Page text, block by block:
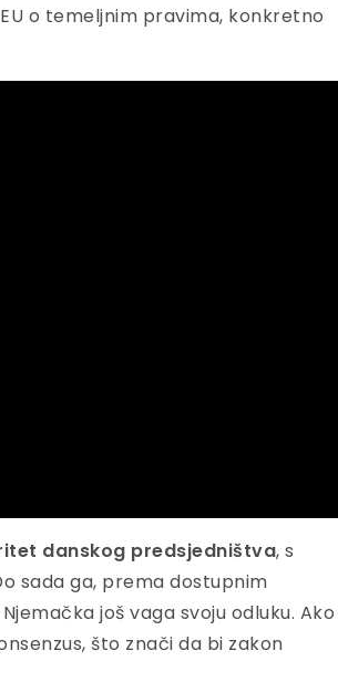
o temeljnim pravima, konkretno
danskog predsjedništva, s
sada ga, prema dostupnim
još vaga svoju odluku. Ako
što znači da bi zakon